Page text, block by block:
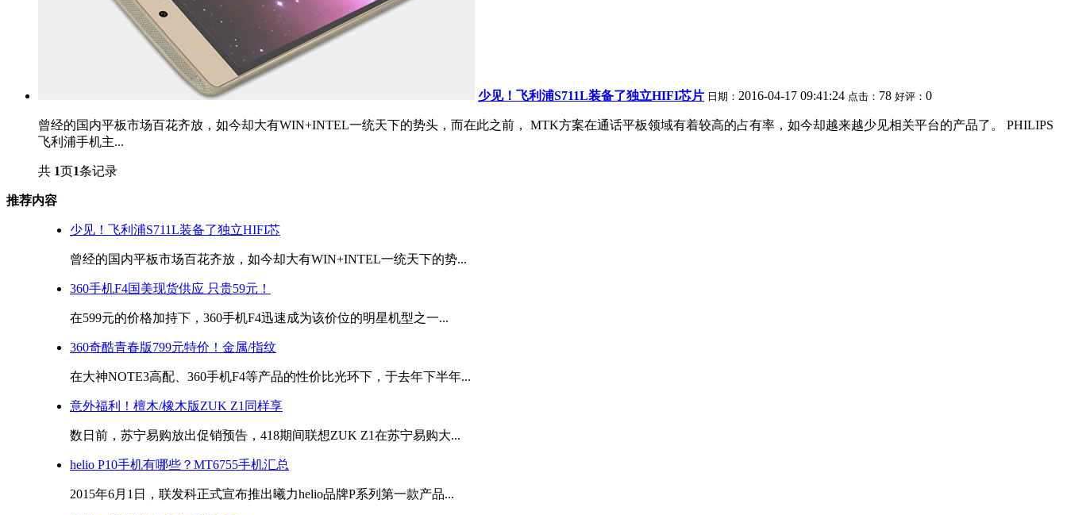
少见！飞利浦S711L装备了独立HIFI芯片 日期： 2016-04-17 09:41:24 点击： 78 好评： 0
曾经的国内平板市场百花齐放，如今却大有WIN+INTEL一统天下的势头，而在此之前， MTK方案在通话平板领域有着较高的占有率，如今却越来越少见相关平台的产品了。 PHILIPS
飞利浦手机主...
共 1页1条记录
推荐内容
少见！飞利浦S711L装备了独立HIFI芯
曾经的国内平板市场百花齐放，如今却大有WIN+INTEL一统天下的势...
360手机F4国美现货供应 只贵59元！
在599元的价格加持下，360手机F4迅速成为该价位的明星机型之一...
360奇酷青春版799元特价！金属/指纹
在大神NOTE3高配、360手机F4等产品的性价比光环下，于去年下半年...
意外福利！檀木/橡木版ZUK Z1同样享
数日前，苏宁易购放出促销预告，418期间联想ZUK Z1在苏宁易购大...
helio P10手机有哪些？MT6755手机汇总
2015年6月1日，联发科正式宣布推出曦力helio品牌P系列第一款产品...